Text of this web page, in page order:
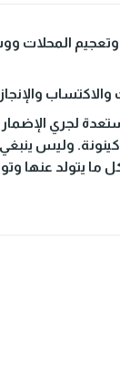
المحلات
لجري
وليس
ما يتولد عنها